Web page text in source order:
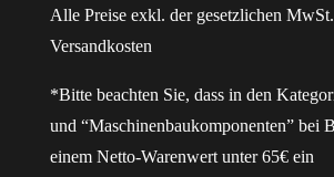
Alle Preise exkl. der gesetzlichen
Versandkosten
*Bitte beachten Sie, dass in den
und “Maschinenbaukomponenten” bei
einem Netto-Warenwert unter 65€ ein